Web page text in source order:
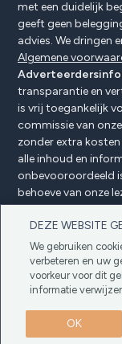
DEZE WEBSITE
We gebruiken
verbeteren en uw
voorkeur voor dit
informatie
OK
met een duidelijk
geeft geen
advies. We dringen
Algemene
transparantie en
is vrij toegankelijk
commissie van
zonder extra
alle inhoud en
onbevooroordeeld
behoeve van onze
beïnvloed door
partners.